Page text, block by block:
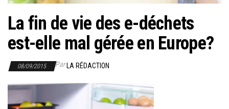
n
La fin de vie des e-déchets
est-elle mal gérée en Europe?
08/09/2015 ParLA RÉDACTION